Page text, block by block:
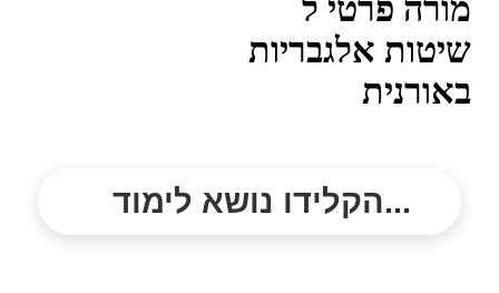
מורה פרטי ל
שיטות אלגבריות
באורנית
הקלידו נושא לימוד...